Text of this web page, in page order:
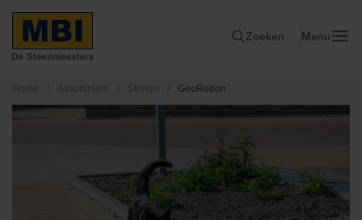
Zoeken Menu
Home / Assortiment / Stenen / GeoRetron